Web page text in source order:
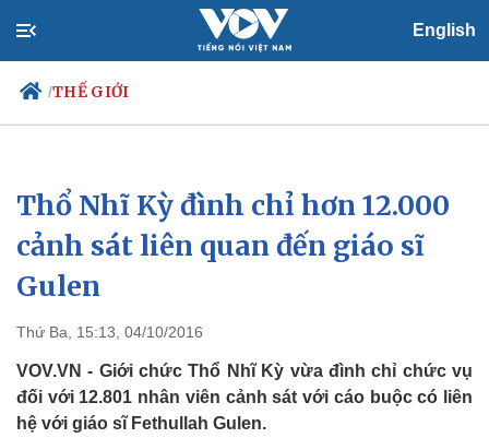
English
/THẾ GIỚI
Chính trị
Đảng
Tổ chức nhân sự
Quốc hội
Xã hội
Tin 24h
Dự báo thời tiết
Thổ Nhĩ Kỳ đình chỉ hơn 12.000
cảnh sát liên quan đến giáo sĩ
Gulen
Thứ Ba, 15:13, 04/10/2016
VOV.VN - Giới chức Thổ Nhĩ Kỳ vừa đình chỉ chức vụ
đối với 12.801 nhân viên cảnh sát với cáo buộc có liên
hệ với giáo sĩ Fethullah Gulen.